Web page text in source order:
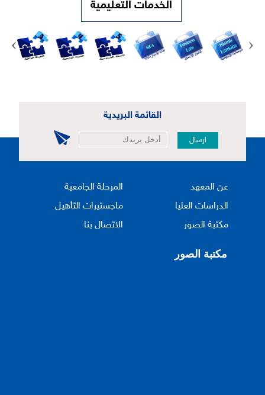
الخدمات التعليمية
القائمة البريدية
ارسال
عن المعهد
المرحلة الجامعية
الدراسات العليا
ماجستيرات التأهيل
مكتبة الصور
الاتصال بنا